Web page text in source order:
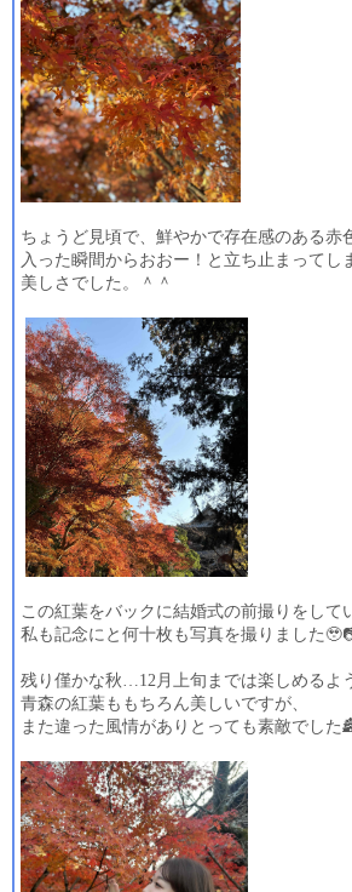
ちょうど見頃で、鮮やかで存在感のある赤
入った瞬間からおおー！と立ち止まってし
美しさでした。＾＾
この紅葉をバックに結婚式の前撮りをして
私も記念にと何十枚も写真を撮りました
残り僅かな秋… 12 月上旬までは楽しめるよ
青森の紅葉ももちろん美しいですが、
また違った風情がありとっても素敵でした